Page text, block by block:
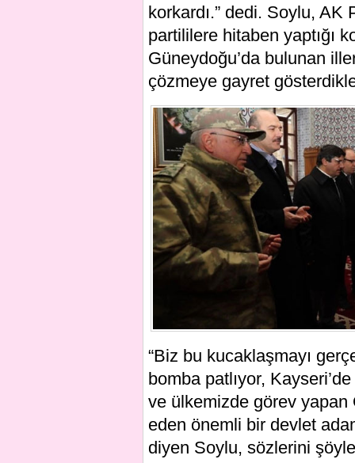
korkardı.” dedi. Soylu, AK
partililere hitaben yaptığı
Güneydoğu’da bulunan
çözmeye gayret
“Biz bu kucaklaşmayı
bomba patlıyor,
ve ülkemizde görev yapan
eden önemli bir devlet
diyen Soylu, sözlerini